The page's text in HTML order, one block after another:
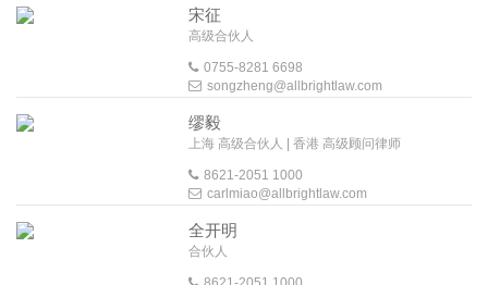
宋征
高级合伙人
0755-8281 6698
songzheng@allbrightlaw.com
缪毅
上海 高级合伙人 | 香港 高级顾问律师
8621-2051 1000
carlmiao@allbrightlaw.com
全开明
合伙人